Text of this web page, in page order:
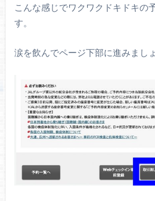
こんな感じでワクワクドキドキの
す。
涙を飲んでページ下部に進みましょ